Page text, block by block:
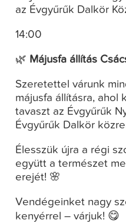
az Évgyűrűk Dalkör
14:00
🌿 Májusfa állítás
Szeretettel várunk
májusfa állításra, ahol
tavaszt az Évgyűrűk
Évgyűrűk Dalkör
Élesszük újra a régi
együtt a természet
erejét! 🌸
Vendégeinket nagy
kenyérrel – várjuk! 😋